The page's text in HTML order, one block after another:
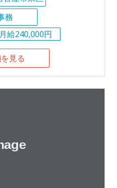
務
月給240,000円
見る